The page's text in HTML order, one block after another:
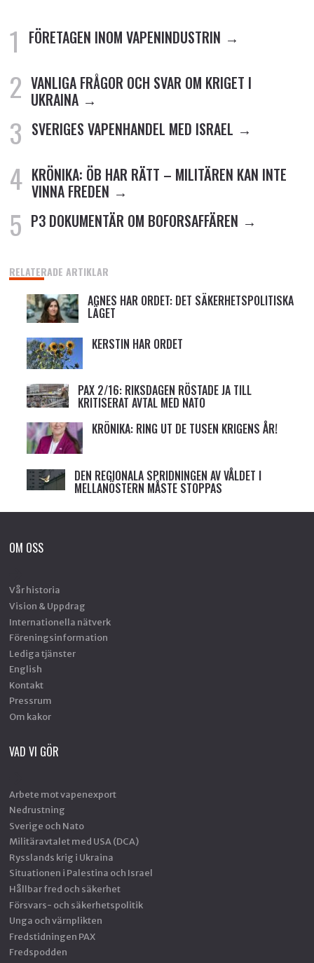
FÖRETAGEN INOM VAPENINDUSTRIN
VANLIGA FRÅGOR OCH SVAR OM KRIGET I
UKRAINA
SVERIGES VAPENHANDEL MED ISRAEL
KRÖNIKA: ÖB HAR RÄTT – MILITÄREN KAN INTE
VINNA FREDEN
P3 DOKUMENTÄR OM BOFORSAFFÄREN
RELATERADE ARTIKLAR
AGNES HAR ORDET: DET SÄKERHETSPOLITISKA
LÄGET
KERSTIN HAR ORDET
PAX 2/16: RIKSDAGEN RÖSTADE JA TILL
KRITISERAT AVTAL MED NATO
KRÖNIKA: RING UT DE TUSEN KRIGENS ÅR!
DEN REGIONALA SPRIDNINGEN AV VÅLDET I
MELLANÖSTERN MÅSTE STOPPAS
OM OSS
Vår historia
Vision & Uppdrag
Internationella nätverk
Föreningsinformation
Lediga tjänster
English
Kontakt
Pressrum
Om kakor
VAD VI GÖR
Arbete mot vapenexport
Nedrustning
Sverige och Nato
Militäravtalet med USA (DCA)
Rysslands krig i Ukraina
Situationen i Palestina och Israel
Hållbar fred och säkerhet
Försvars- och säkerhetspolitik
Unga och värnplikten
Fredstidningen PAX
Fredspodden